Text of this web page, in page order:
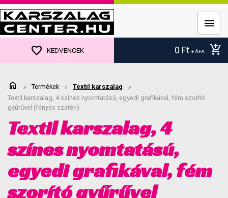
favorite KEDVENCEK add_shopping_cart
0 Ft + ÁFA
menu
home » Termékek » Textil karszalag »
Textil karszalag, 4 színes nyomtatású, egyedi grafikával, fém szorító
gyűrűvel (fényes szatén)
Textil karszalag, 4
színes nyomtatású,
egyedi grafikával, fém
szorító gyűrűvel